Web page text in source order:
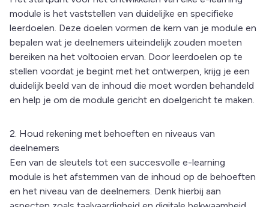
module is het vaststellen van duidelijke en specifieke
leerdoelen. Deze doelen vormen de kern van je module en
bepalen wat je deelnemers uiteindelijk zouden moeten
bereiken na het voltooien ervan. Door leerdoelen op te
stellen voordat je begint met het ontwerpen, krijg je een
duidelijk beeld van de inhoud die moet worden behandeld
en help je om de module gericht en doelgericht te maken.
2. Houd rekening met behoeften en niveaus van
deelnemers
Een van de sleutels tot een succesvolle e-learning
module is het afstemmen van de inhoud op de behoeften
en het niveau van de deelnemers. Denk hierbij aan